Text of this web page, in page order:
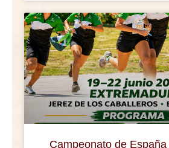
Campeonato de